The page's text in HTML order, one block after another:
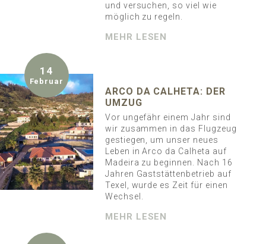
und versuchen, so viel wie
möglich zu regeln.
MEHR LESEN
14
Februar
ARCO DA CALHETA: DER
UMZUG
Vor ungefähr einem Jahr sind
wir zusammen in das Flugzeug
gestiegen, um unser neues
Leben in Arco da Calheta auf
Madeira zu beginnen. Nach 16
Jahren Gaststättenbetrieb auf
Texel, wurde es Zeit für einen
Wechsel.
MEHR LESEN